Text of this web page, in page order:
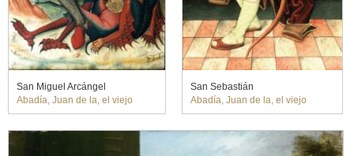
San Miguel Arcángel
Abadía, Juan de la, el viejo
San Sebastián
Abadía, Juan de la, el viejo